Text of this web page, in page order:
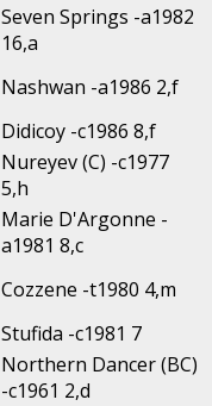
Seven Springs -a1982
16,a
Nashwan -a1986 2,f
Didicoy -c1986 8,f
Nureyev (C) -c1977
5,h
Marie D'Argonne -
a1981 8,c
Cozzene -t1980 4,m
Stufida -c1981 7
Northern Dancer (BC)
-c1961 2,d